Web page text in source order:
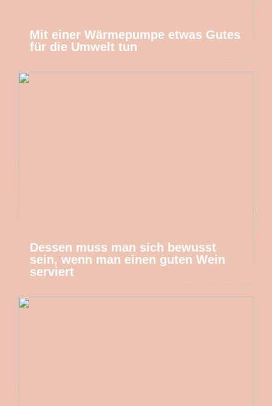
Mit einer Wärmepumpe etwas Gutes
für die Umwelt tun
Dessen muss man sich bewusst
sein, wenn man einen guten Wein
serviert